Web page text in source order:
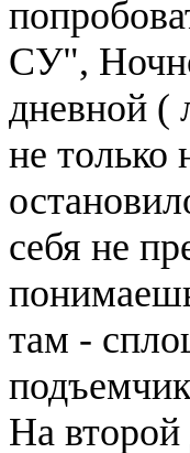
СУ",
дневной (
не только
себя не
там -
На